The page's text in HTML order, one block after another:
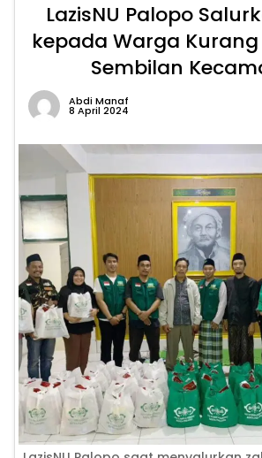
LazisNU Palopo
kepada Warga
Sembilan
Abdi Manaf
8 April 2024